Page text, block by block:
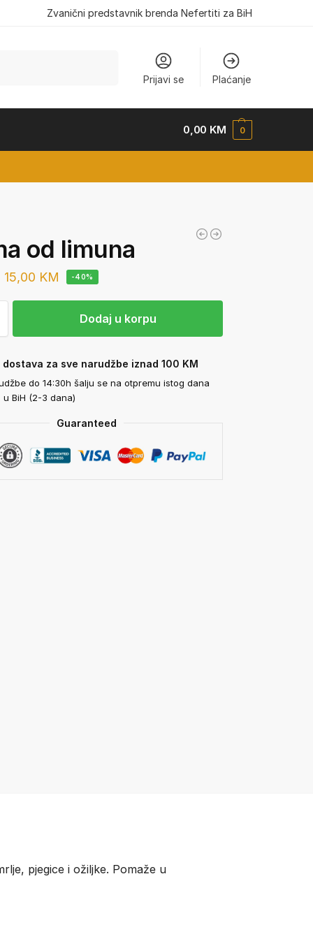
Zvanični predstavnik brenda Nefertiti za BiH
Prijavi se Plaćanje
0,00 KM 0
od limuna
15,00 KM -40%
Dodaj u korpu
za sve narudžbe iznad 100 KM
do 14:30h šalju se na otpremu istog dana
u BiH (2-3 dana)
Guaranteed
pjegice i ožiljke. Pomaže u